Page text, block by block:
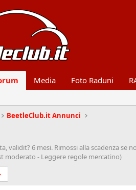
Media Foto Raduni
BeetleClub.it Annunci
validit? 6 mesi. Rimossi alla scadenza se
moderato - Leggere regole mercatino)